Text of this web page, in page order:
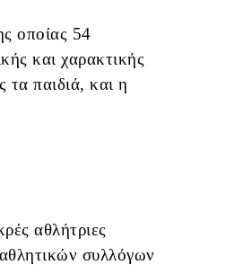
οποίας 54
και χαρακτικής
τα παιδιά, και η
αθλήτριες
συλλόγων